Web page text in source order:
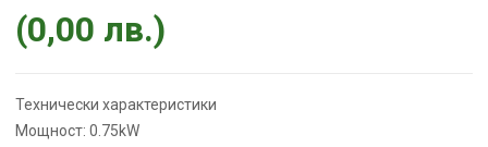
(0,00 лв.)
Технически характеристики
Мощност: 0.75kW